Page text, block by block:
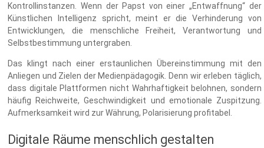
Kontrollinstanzen. Wenn der Papst von einer „Entwaffnung“ der
Künstlichen Intelligenz spricht, meint er die Verhinderung von
Entwicklungen, die menschliche Freiheit, Verantwortung und
Selbstbestimmung untergraben.
Das klingt nach einer erstaunlichen Übereinstimmung mit den
Anliegen und Zielen der Medienpädagogik. Denn wir erleben täglich,
dass digitale Plattformen nicht Wahrhaftigkeit belohnen, sondern
häufig Reichweite, Geschwindigkeit und emotionale Zuspitzung.
Aufmerksamkeit wird zur Währung, Polarisierung profitabel.
Digitale Räume menschlich gestalten